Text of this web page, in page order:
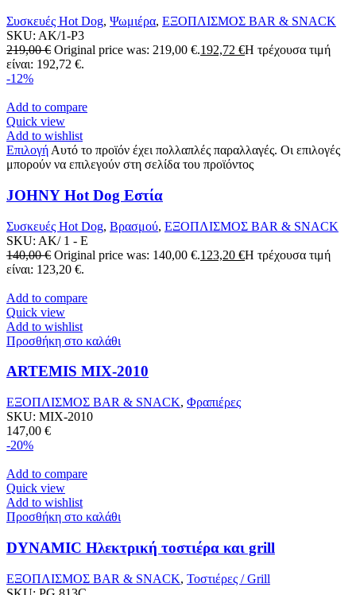
Συσκευές Hot Dog, Ψωμιέρα, ΕΞΟΠΛΙΣΜΟΣ BAR & SNACK
SKU: AK/1-P3
219,00€ Original price was: 219,00 €.192,72 €Η τρέχουσα τιμή
είναι: 192,72 €.
-12%
Add to compare
Quick view
Add to wishlist
Επιλογή Αυτό το προϊόν έχει πολλαπλές παραλλαγές. Οι επιλογές
μπορούν να επιλεγούν στη σελίδα του προϊόντος
JOHNY Hot Dog Εστία
Συσκευές Hot Dog, Βρασμού, ΕΞΟΠΛΙΣΜΟΣ BAR & SNACK
SKU: AK/ 1 - E
140,00€ Original price was: 140,00 €.123,20 €Η τρέχουσα τιμή
είναι: 123,20 €.
Add to compare
Quick view
Add to wishlist
Προσθήκη στο καλάθι
ARTEMIS MIX-2010
ΕΞΟΠΛΙΣΜΟΣ BAR & SNACK, Φραπιέρες
SKU: MIX-2010
147,00 €
-20%
Add to compare
Quick view
Add to wishlist
Προσθήκη στο καλάθι
DYNAMIC Ηλεκτρική τοστιέρα και grill
ΕΞΟΠΛΙΣΜΟΣ BAR & SNACK, Τοστιέρες / Grill